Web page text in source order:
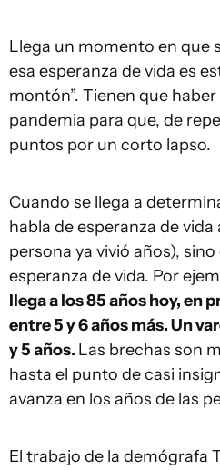
Llega un momento en que
esa esperanza de vida es
montón”. Tienen que
pandemia para que, de
puntos por un corto lapso.
Cuando se llega a
habla de esperanza de
persona ya vivió años),
esperanza de vida. Por
llega a los 85 años hoy, en
entre 5 y 6 años más. Un
y 5 años. Las brechas son
hasta el punto de casi
avanza en los años de las
El trabajo de la demógrafa